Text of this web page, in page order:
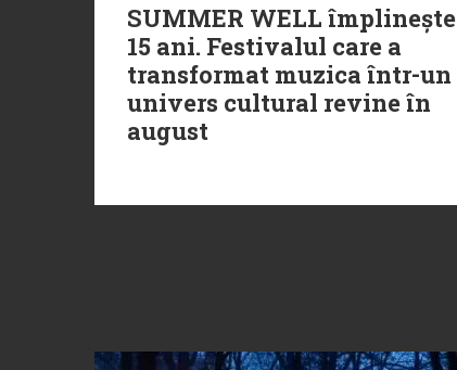
SUMMER WELL împlinește
15 ani. Festivalul care a
transformat muzica într-un
univers cultural revine în
august